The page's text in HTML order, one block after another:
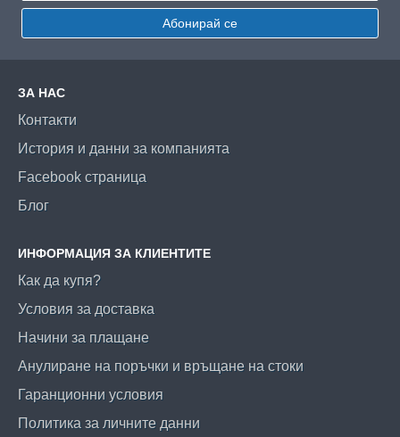
Абонирай се
ЗА НАС
Контакти
История и данни за компанията
Facebook страница
Блог
ИНФОРМАЦИЯ ЗА КЛИЕНТИТЕ
Как да купя?
Условия за доставка
Начини за плащане
Анулиране на поръчки и връщане на стоки
Гаранционни условия
Политика за личните данни